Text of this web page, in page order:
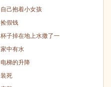
自己抱着小女孩
捡假钱
杯子掉在地上水撒了一
家中有水
电梯的升降
装死